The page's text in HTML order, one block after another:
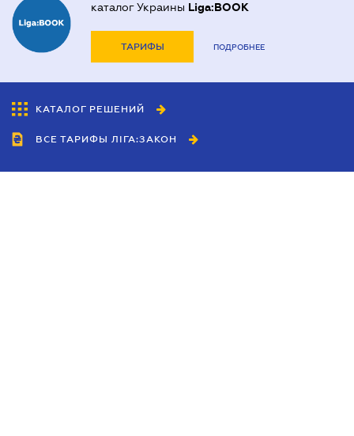
каталог Украины Liga:BOOK
ТАРИФЫ ПОДРОБНЕЕ
КАТАЛОГ РЕШЕНИЙ
ВСЕ ТАРИФЫ ЛІГА:ЗАКОН